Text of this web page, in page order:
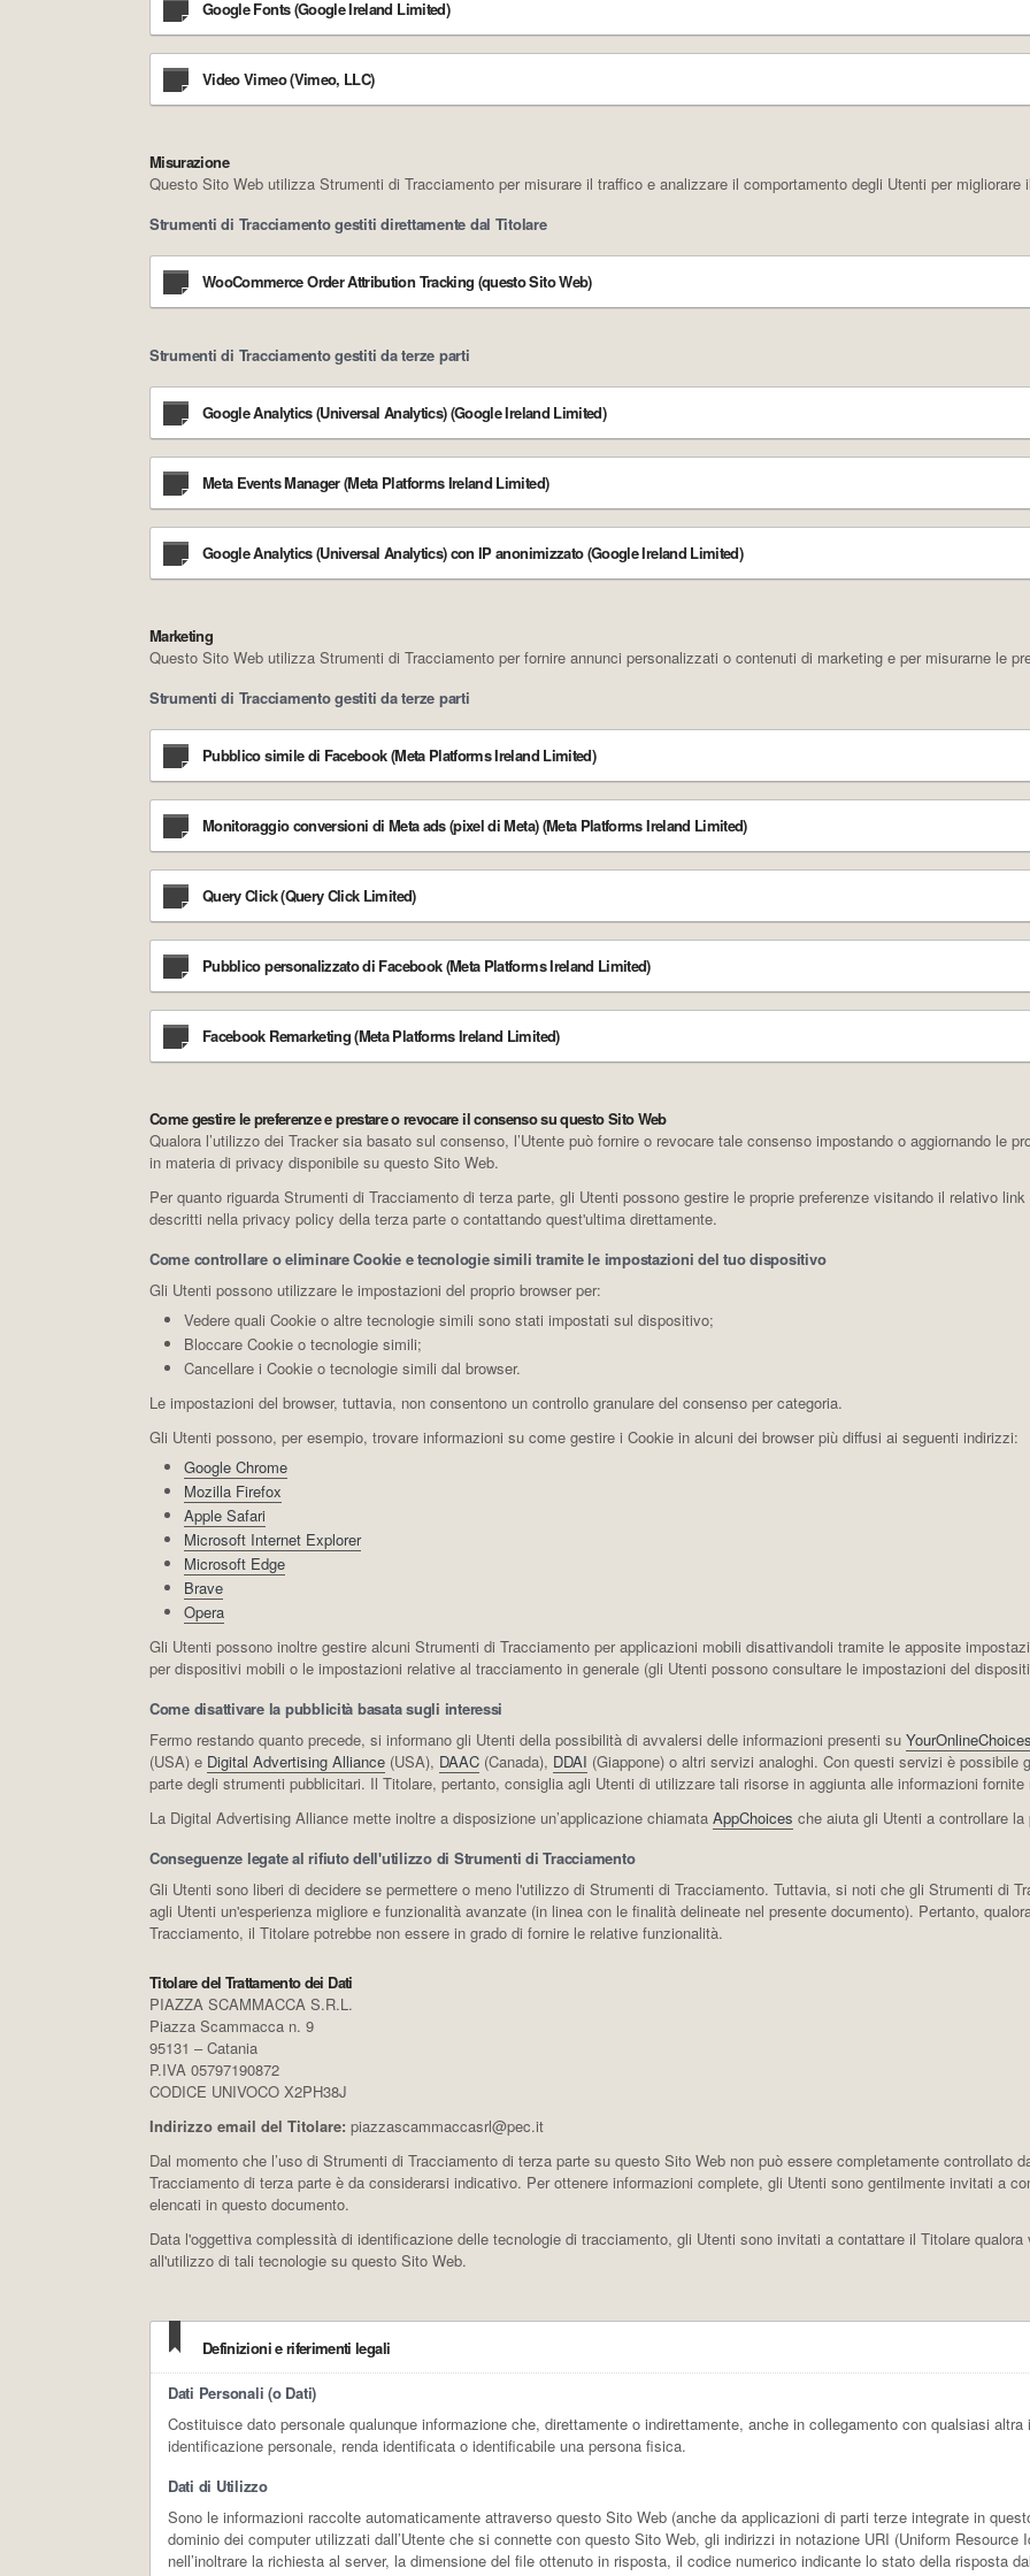
Google Fonts (Google Ireland Limited)
Video Vimeo (Vimeo, LLC)
Misurazione
Questo Sito Web utilizza Strumenti di Tracciamento per misurare il traffico e analizzare il comportamento degli Utenti per migliorare
Strumenti di Tracciamento gestiti direttamente dal Titolare
WooCommerce Order Attribution Tracking (questo Sito Web)
Strumenti di Tracciamento gestiti da terze parti
Google Analytics (Universal Analytics) (Google Ireland Limited)
Meta Events Manager (Meta Platforms Ireland Limited)
Google Analytics (Universal Analytics) con IP anonimizzato (Google Ireland Limited)
Marketing
Questo Sito Web utilizza Strumenti di Tracciamento per fornire annunci personalizzati o contenuti di marketing e per misurarne le
Strumenti di Tracciamento gestiti da terze parti
Pubblico simile di Facebook (Meta Platforms Ireland Limited)
Monitoraggio conversioni di Meta ads (pixel di Meta) (Meta Platforms Ireland Limited)
Query Click (Query Click Limited)
Pubblico personalizzato di Facebook (Meta Platforms Ireland Limited)
Facebook Remarketing (Meta Platforms Ireland Limited)
Come gestire le preferenze e prestare o revocare il consenso su questo Sito Web
Qualora l’utilizzo dei Tracker sia basato sul consenso, l’Utente può fornire o revocare tale consenso impostando o aggiornando le
in materia di privacy disponibile su questo Sito Web.
Per quanto riguarda Strumenti di Tracciamento di terza parte, gli Utenti possono gestire le proprie preferenze visitando il relativo
descritti nella privacy policy della terza parte o contattando quest'ultima direttamente.
Come controllare o eliminare Cookie e tecnologie simili tramite le impostazioni del tuo dispositivo
Gli Utenti possono utilizzare le impostazioni del proprio browser per:
Vedere quali Cookie o altre tecnologie simili sono stati impostati sul dispositivo;
Bloccare Cookie o tecnologie simili;
Cancellare i Cookie o tecnologie simili dal browser.
Le impostazioni del browser, tuttavia, non consentono un controllo granulare del consenso per categoria.
Gli Utenti possono, per esempio, trovare informazioni su come gestire i Cookie in alcuni dei browser più diffusi ai seguenti indirizzi:
Google Chrome
Mozilla Firefox
Apple Safari
Microsoft Internet Explorer
Microsoft Edge
Brave
Opera
Gli Utenti possono inoltre gestire alcuni Strumenti di Tracciamento per applicazioni mobili disattivandoli tramite le apposite
per dispositivi mobili o le impostazioni relative al tracciamento in generale (gli Utenti possono consultare le impostazioni del
Come disattivare la pubblicità basata sugli interessi
Fermo restando quanto precede, si informano gli Utenti della possibilità di avvalersi delle informazioni presenti su YourOnlineChoices
(USA) e Digital Advertising Alliance (USA), DAAC (Canada), DDAI (Giappone) o altri servizi analoghi. Con questi servizi è possibile
parte degli strumenti pubblicitari. Il Titolare, pertanto, consiglia agli Utenti di utilizzare tali risorse in aggiunta alle informazioni fornite
La Digital Advertising Alliance mette inoltre a disposizione un’applicazione chiamata AppChoices che aiuta gli Utenti a controllare
Conseguenze legate al rifiuto dell'utilizzo di Strumenti di Tracciamento
Gli Utenti sono liberi di decidere se permettere o meno l'utilizzo di Strumenti di Tracciamento. Tuttavia, si noti che gli Strumenti di
agli Utenti un'esperienza migliore e funzionalità avanzate (in linea con le finalità delineate nel presente documento). Pertanto,
Tracciamento, il Titolare potrebbe non essere in grado di fornire le relative funzionalità.
Titolare del Trattamento dei Dati
PIAZZA SCAMMACCA S.R.L.
Piazza Scammacca n. 9
95131 – Catania
P.IVA 05797190872
CODICE UNIVOCO X2PH38J
Indirizzo email del Titolare: piazzascammaccasrl@pec.it
Dal momento che l’uso di Strumenti di Tracciamento di terza parte su questo Sito Web non può essere completamente controllato
Tracciamento di terza parte è da considerarsi indicativo. Per ottenere informazioni complete, gli Utenti sono gentilmente invitati a
elencati in questo documento.
Data l'oggettiva complessità di identificazione delle tecnologie di tracciamento, gli Utenti sono invitati a contattare il Titolare
all'utilizzo di tali tecnologie su questo Sito Web.
Definizioni e riferimenti legali
Dati Personali (o Dati)
Costituisce dato personale qualunque informazione che, direttamente o indirettamente, anche in collegamento con qualsiasi
identificazione personale, renda identificata o identificabile una persona fisica.
Dati di Utilizzo
Sono le informazioni raccolte automaticamente attraverso questo Sito Web (anche da applicazioni di parti terze integrate in
dominio dei computer utilizzati dall’Utente che si connette con questo Sito Web, gli indirizzi in notazione URI (Uniform Resource
nell’inoltrare la richiesta al server, la dimensione del file ottenuto in risposta, il codice numerico indicante lo stato della risposta